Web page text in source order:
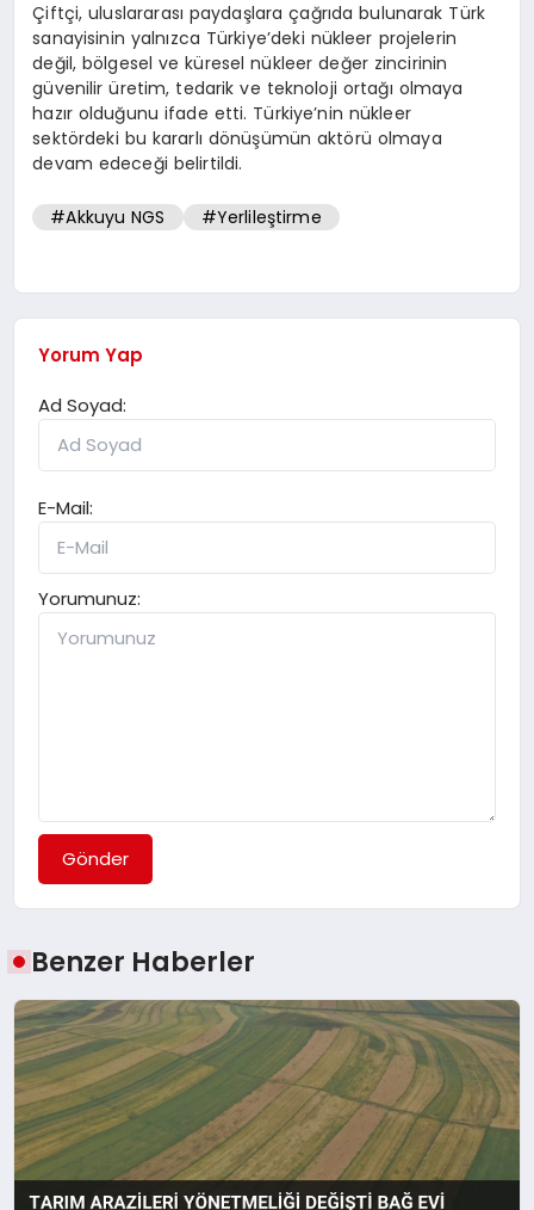
Çiftçi, uluslararası paydaşlara çağrıda bulunarak Türk
sanayisinin yalnızca Türkiye’deki nükleer projelerin
değil, bölgesel ve küresel nükleer değer zincirinin
güvenilir üretim, tedarik ve teknoloji ortağı olmaya
hazır olduğunu ifade etti. Türkiye’nin nükleer
sektördeki bu kararlı dönüşümün aktörü olmaya
devam edeceği belirtildi.
#Akkuyu NGS #Yerlileştirme
Yorum Yap
Ad Soyad:
E-Mail:
Yorumunuz:
Gönder
Benzer Haberler